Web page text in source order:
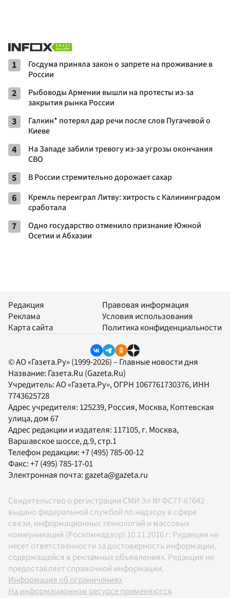
1
Госдума приняла закон о запрете на проживание в
России
2
Рыбоводы Армении вышли на протесты из-за
закрытия рынка России
3
Галкин* потерял дар речи после слов Пугачевой о
Киеве
4
На Западе забили тревогу из-за угрозы окончания
СВО
5 В России стремительно дорожает сахар
6
Кремль переиграл Литву: хитрость с Калининградом
сработала
7
Одно государство отменило признание Южной
Осетии и Абхазии
Редакция
Реклама
Карта сайта
Правовая информация
Условия использования
Политика конфиденциальности
© АО «Газета.Ру» (1999-2026) – Главные новости дня
Название: Газета.Ru (Gazeta.Ru)
Учредитель:АО «Газета.Ру», ОГРН 1067761730376, ИНН
7743625728
Адрес учредителя: 125239, Россия, Москва, Коптевская
улица, дом 67
Адрес редакции и издателя: 117105, г. Москва,
Варшавское шоссе, д.9, стр.1
Телефон редакции:+7 (495) 785-00-12
Факс:+7 (495) 785-17-01
Электронная почта: gazeta@gazeta.ru
Свидетельство о регистрации СМИ Эл № ФС77-67642
выдано федеральной службой по надзору в сфере
связи, информационных технологий и массовых
коммуникаций (Роскомнадзор) 10.11.2016 г. Редакция не
несет ответственности за достоверность информации,
содержащейся в рекламных объявлениях. Редакция не
предоставляет справочной информации.
Информация об ограничениях
На информационном ресурсе применяются